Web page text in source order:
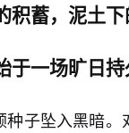
积蓄，泥土
一场旷日持
种子坠入黑暗